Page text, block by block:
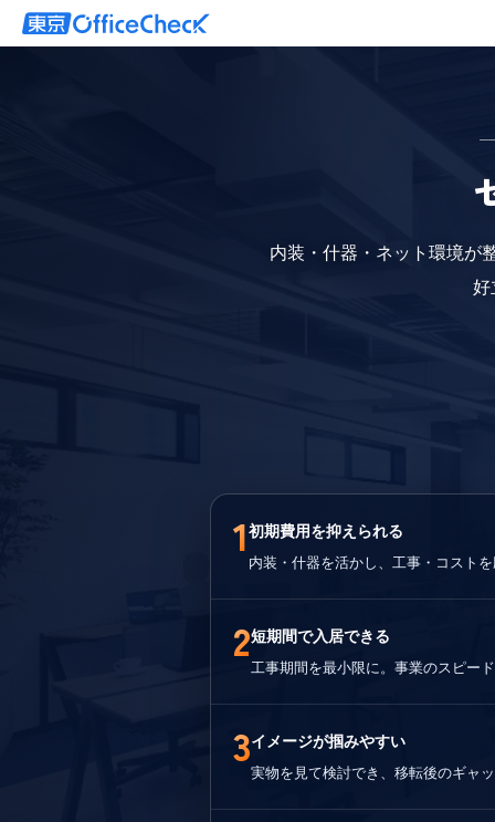
内装・什器・ネット環境が
好
1初期費用を抑えられる
内装・什器を活かし、工事・コスト
2短期間で入居できる
工事期間を最小限に。事業のスピー
3イメージが掴みやすい
実物を見て検討でき、移転後のギャ